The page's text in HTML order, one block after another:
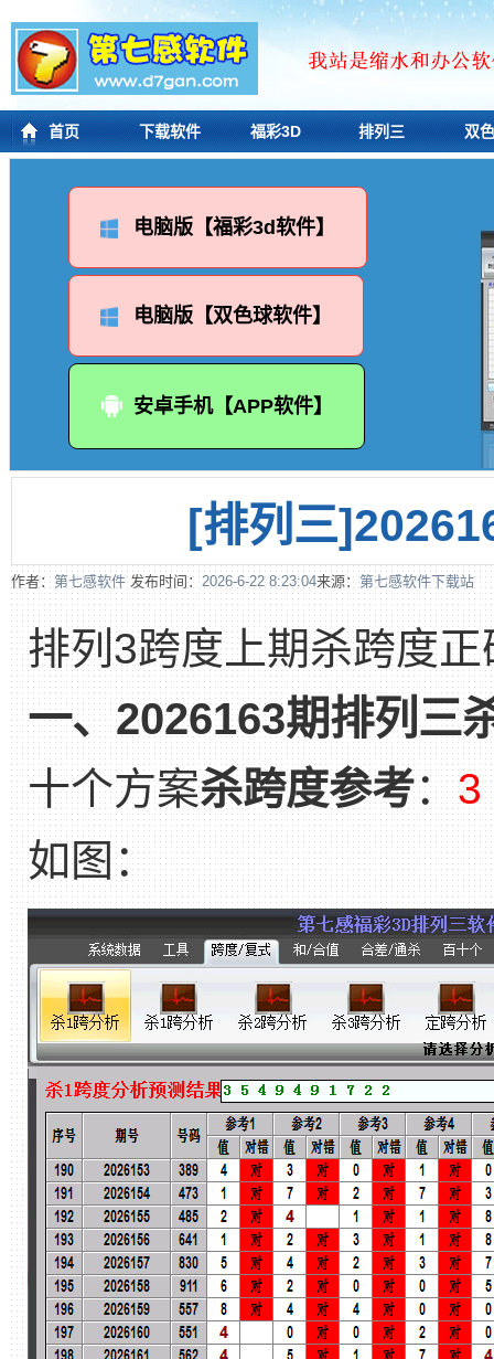
首页 下载软件 福彩3D 排列三 双
电脑版【福彩3d软件】
电脑版【双色球软件】
安卓手机【APP软件】
[排列三
作者： 第七感软件发布时间： 2026-6-22 8:23:04来源：第七感软件下载站
排列3跨度上期杀跨度正
一、2026163期排列三
十个方案杀跨度参考：3
如图：